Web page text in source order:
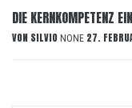
DIE KERNKOMPETENZ
VON SILVIO NONE 27.